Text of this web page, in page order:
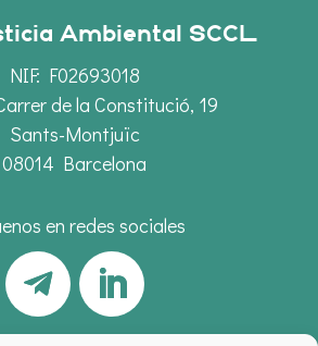
Ambiental SCCL
NIF: F02693018
de la Constitució, 19
Sants-Montjuïc
08014 Barcelona
en redes sociales